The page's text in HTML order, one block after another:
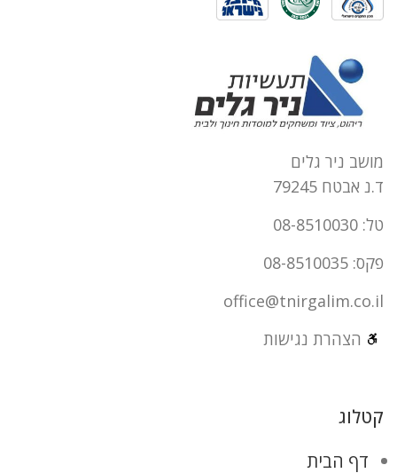
מושב ניר גלים
ד.נ אבטח 79245
טל: 08-8510030
פקס: 08-8510035
office@tnirgalim.co.il
הצהרת נגישות
קטלוג
דף הבית